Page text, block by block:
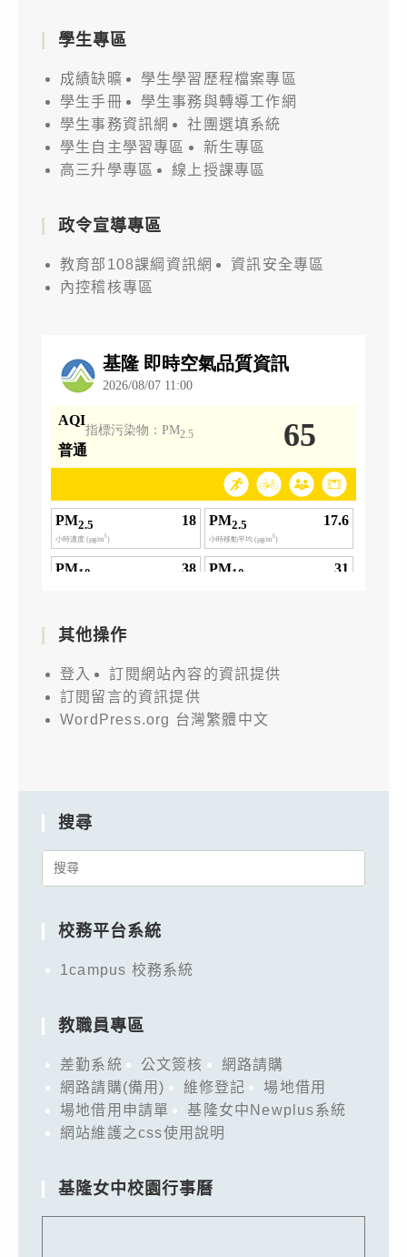
學生專區
成績缺曠
學生學習歷程檔案專區
學生手冊
學生事務與轉導工作網
學生事務資訊網
社團選填系統
學生自主學習專區
新生專區
高三升學專區
線上授課專區
政令宣導專區
教育部108課綱資訊網
資訊安全專區
內控稽核專區
其他操作
登入
訂閱網站內容的資訊提供
訂閱留言的資訊提供
WordPress.org 台灣繁體中文
搜尋
Search
校務平台系統
1campus 校務系統
教職員專區
差勤系統 公文簽核
網路請購
網路請購(備用)
維修登記
場地借用
場地借用申請單
基隆女中Newplus系統
網站維護之css使用說明
基隆女中校園行事曆